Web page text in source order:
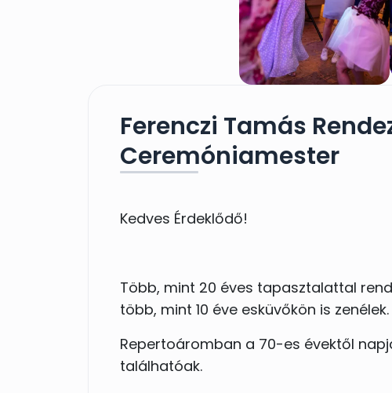
Ferenczi Tamás
Ceremóniamester
Kedves Érdeklődő!
Több, mint 20 éves tapasztalattal
több, mint 10 éve esküvőkön is zenélek.
Repertoáromban a 70-es évektől
találhatóak.